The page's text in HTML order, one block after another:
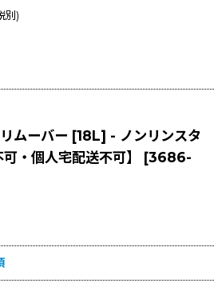
別)
ムーバー [18L] - ノンリンスタ
・個人宅配送不可】
[3686-